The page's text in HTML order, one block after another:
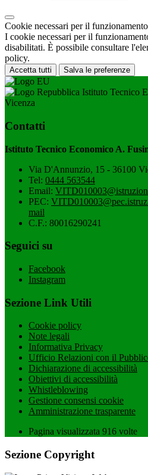
Cookie necessari per il funzionamento
I cookie necessari per il
disabilitati. È possibile consultare
policy.
Accetta tutti Salva le preferenze
Istituto Tecnico
Vicenza
Contatti
Istituto Tecnico Economico A.
Via D'Annunzio, 15 - 36100
Tel: 0444 563544
Email:
PEC:
mail
C.F.: 80016290241
Seguici su
Facebook
Instagram
Sezione Link Utili
Cookie policy
Note legali
Informativa Privacy
Ufficio Relazioni con il
Dichiarazione di accessibilità
Obiettivi di accessibilità
Whistleblowing
Gestione consensi cookie
Amministrazione trasparente
Pagina visualizzata 916 volte
Sezione Copyright